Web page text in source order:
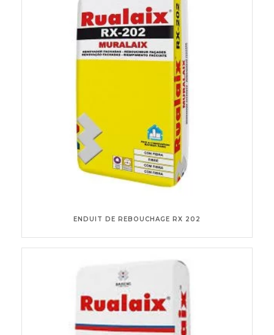
ENDUIT DE REBOUCHAGE RX 202